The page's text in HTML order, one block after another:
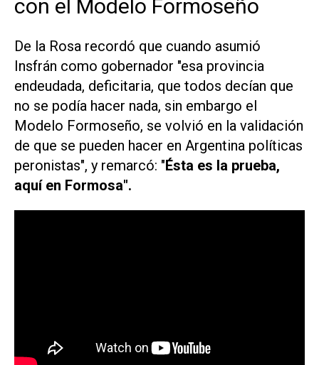
con el Modelo Formoseño
De la Rosa recordó que cuando asumió
Insfrán como gobernador "esa provincia
endeudada, deficitaria, que todos decían que
no se podía hacer nada, sin embargo el
Modelo Formoseño, se volvió en la validación
de que se pueden hacer en Argentina políticas
peronistas", y remarcó: "Ésta es la prueba,
aquí en Formosa".